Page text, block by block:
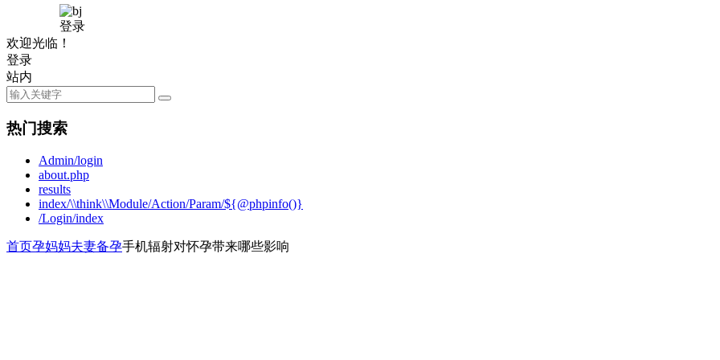
登录
欢迎光临！
登录
站内
热门搜索
Admin/login
about.php
results
index/\\think\\Module/Action/Param/${@phpinfo()}
/Login/index
首页孕妈妈夫妻备孕手机辐射对怀孕带来哪些影响